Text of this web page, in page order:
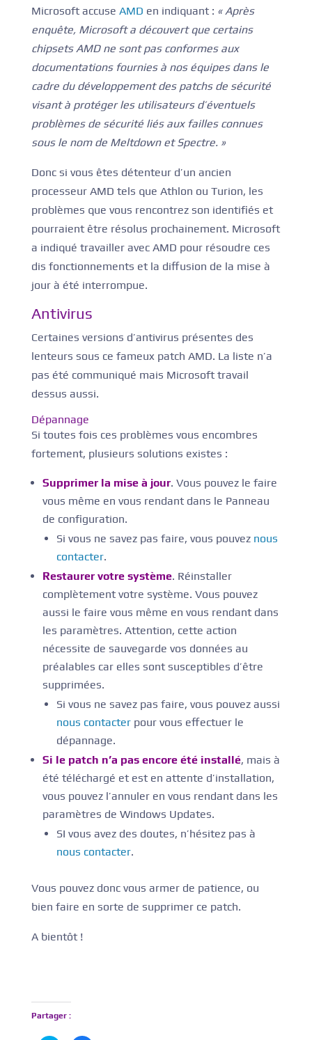
Microsoft accuse AMD en indiquant : « Après
enquête, Microsoft a découvert que certains
chipsets AMD ne sont pas conformes aux
documentations fournies à nos équipes dans le
cadre du développement des patchs de sécurité
visant à protéger les utilisateurs d’éventuels
problèmes de sécurité liés aux failles connues
sous le nom de Meltdown et Spectre. »
Donc si vous êtes détenteur d’un ancien
processeur AMD tels que Athlon ou Turion, les
problèmes que vous rencontrez son identifiés et
pourraient être résolus prochainement. Microsoft
a indiqué travailler avec AMD pour résoudre ces
dis fonctionnements et la diffusion de la mise à
jour à été interrompue.
Antivirus
Certaines versions d’antivirus présentes des
lenteurs sous ce fameux patch AMD. La liste n’a
pas été communiqué mais Microsoft travail
dessus aussi.
Dépannage
Si toutes fois ces problèmes vous encombres
fortement, plusieurs solutions existes :
Supprimer la mise à jour. Vous pouvez le faire
vous même en vous rendant dans le Panneau
de configuration.
Si vous ne savez pas faire, vous pouvez nous
contacter.
Restaurer votre système. Réinstaller
complètement votre système. Vous pouvez
aussi le faire vous même en vous rendant dans
les paramètres. Attention, cette action
nécessite de sauvegarde vos données au
préalables car elles sont susceptibles d’être
supprimées.
Si vous ne savez pas faire, vous pouvez aussi
nous contacterpour vous effectuer le
dépannage.
Si le patch n’a pas encore été installé, mais à
été téléchargé et est en attente d’installation,
vous pouvez l’annuler en vous rendant dans les
paramètres de Windows Updates.
SI vous avez des doutes, n’hésitez pas à
nous contacter.
Vous pouvez donc vous armer de patience, ou
bien faire en sorte de supprimer ce patch.
A bientôt !
Partager :